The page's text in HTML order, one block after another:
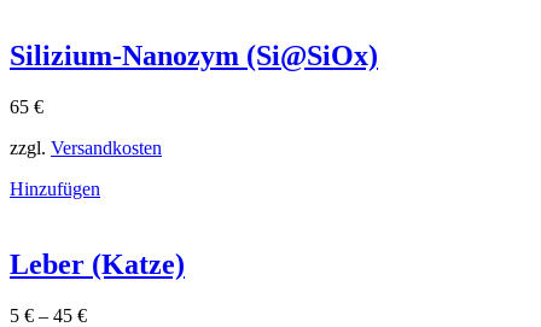
Silizium-Nanozym (Si@SiOx)
65 €
zzgl. Versandkosten
Hinzufügen
Leber (Katze)
5 € – 45 €